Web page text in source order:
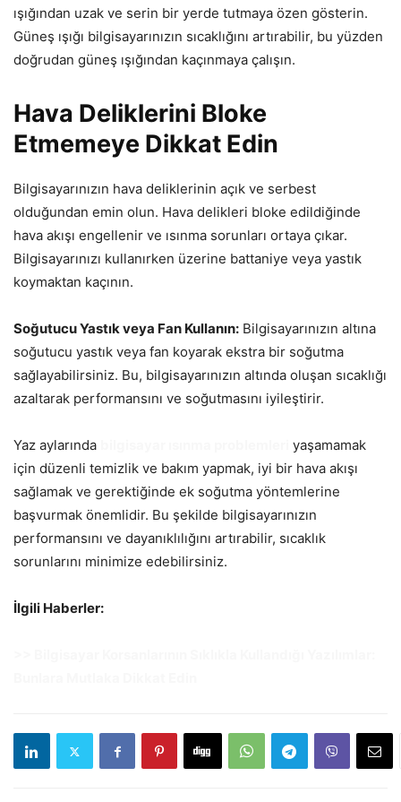
ışığından uzak ve serin bir yerde tutmaya özen gösterin.
Güneş ışığı bilgisayarınızın sıcaklığını artırabilir, bu yüzden
doğrudan güneş ışığından kaçınmaya çalışın.
Hava Deliklerini Bloke
Etmemeye Dikkat Edin
Bilgisayarınızın hava deliklerinin açık ve serbest
olduğundan emin olun. Hava delikleri bloke edildiğinde
hava akışı engellenir ve ısınma sorunları ortaya çıkar.
Bilgisayarınızı kullanırken üzerine battaniye veya yastık
koymaktan kaçının.
Soğutucu Yastık veya Fan Kullanın: Bilgisayarınızın altına
soğutucu yastık veya fan koyarak ekstra bir soğutma
sağlayabilirsiniz. Bu, bilgisayarınızın altında oluşan sıcaklığı
azaltarak performansını ve soğutmasını iyileştirir.
Yaz aylarında
yaşamamak
için düzenli temizlik ve bakım yapmak, iyi bir hava akışı
sağlamak ve gerektiğinde ek soğutma yöntemlerine
başvurmak önemlidir. Bu şekilde bilgisayarınızın
performansını ve dayanıklılığını artırabilir, sıcaklık
sorunlarını minimize edebilirsiniz.
İlgili Haberler: